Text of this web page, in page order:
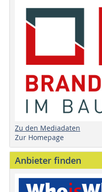
Zu den Mediadaten
Zur Homepage
Anbieter finden